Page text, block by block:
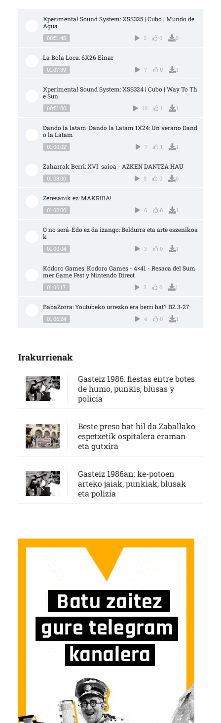
Xperimental Sound System: XSS325 | Cubo | Mundo de
Agua
00:51:45 2 0 0
La Bola Loca: 6X26 Einar
01:07:39 7 0 1
Xperimental Sound System: XSS324 | Cubo | Way To Th
e Sun
00:51:00 10 1 1
Dando la latam: Dando la Latam 1X24: Un verano Dand
o la Latam
01:00:02 7 1 1
Zaharrak Berri: XVI. saioa - AZKEN DANTZA HAU
01:08:00 9 0 0
Zeresanik ez: MAKRIBA!
01:02:00 6 0 1
O no será-Edo ez da izango: Beldurra eta arte eszenikoa
k
01:00:04 3 0 1
Kodoro Games: Kodoro Games - 4×41 - Resaca del Sum
mer Game Fest y Nintendo Direct
01:06:17 3 0 1
BabaZorra: Youtubeko urrezko era berri bat? BZ 3-27
01:06:24 4 0 1
Irakurrienak
Gasteiz 1986: fiestas entre botes
de humo, punkis, blusas y
policía
Beste preso bat hil da Zaballako
espetxetik ospitalera eraman
eta gutxira
Gasteiz 1986an: ke-potoen
arteko jaiak, punkiak, blusak
eta polizia